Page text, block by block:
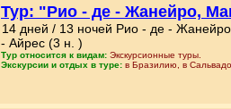
Тур: "Рио - де - Жанейро,
14 дней / 13 ночей Рио - де -
- Айрес (3 н. )
Тур относится к видам: Экскурсионные туры.
Экскурсии и отдых в туре: в Бразилию, в